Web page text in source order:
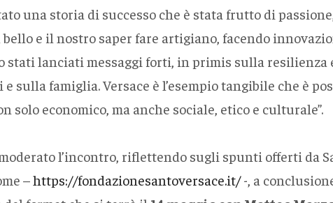
una storia di successo che è stata frutto di
e il nostro saper fare artigiano, facendo
stati lanciati messaggi forti, in primis sulla resilienza
sulla famiglia. Versace è l’esempio tangibile che è
solo economico, ma anche sociale, etico e culturale”.
l’incontro, riflettendo sugli spunti offerti da
–https://fondazionesantoversace.it/-, a